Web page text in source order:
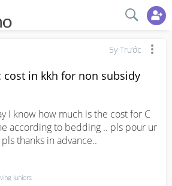
5y Trước
cost in kkh for non subsidy
I know how much is the cost for C
according to bedding .. pls pour ur
thanks in advance..
juniors